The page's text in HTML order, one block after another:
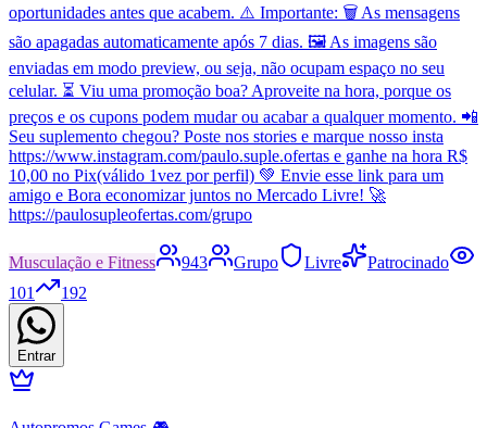
oportunidades antes que acabem. ⚠️ Importante: 🗑️ As mensagens
são apagadas automaticamente após 7 dias. 🖼️ As imagens são
enviadas em modo preview, ou seja, não ocupam espaço no seu
celular. ⏳ Viu uma promoção boa? Aproveite na hora, porque os
preços e os cupons podem mudar ou acabar a qualquer momento. 📲
Seu suplemento chegou? Poste nos stories e marque nosso insta
https://www.instagram.com/paulo.suple.ofertas e ganhe na hora R$
10,00 no Pix(válido 1vez por perfil) 💚 Envie esse link para um
amigo e Bora economizar juntos no Mercado Livre! 🚀
https://paulosupleofertas.com/grupo
Musculação e Fitness 943 Grupo Livre
Patrocinado
101
192
Entrar